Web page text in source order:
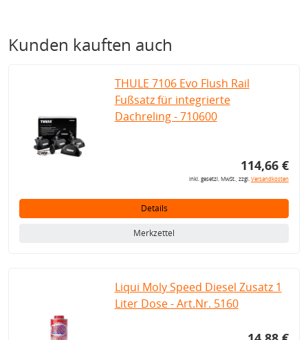
Kunden kauften auch
THULE 7106 Evo Flush Rail
Fußsatz für integrierte
Dachreling - 710600
114,66 €
inkl. gesetzl. MwSt., zzgl.Versandkosten
Details
Merkzettel
Liqui Moly Speed Diesel Zusatz 1
Liter Dose - Art.Nr. 5160